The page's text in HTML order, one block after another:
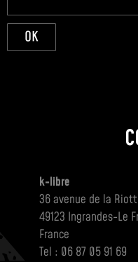
OK
k-libre
36 avenue de la
49123 Ingrandes-Le
France
Tel : 06 87 05 91 69